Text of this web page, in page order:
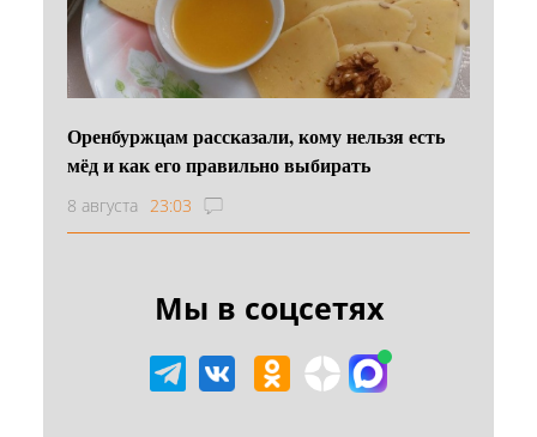
Оренбуржцам рассказали, кому нельзя есть
мёд и как его правильно выбирать
8 августа 23:03
Мы в соцсетях